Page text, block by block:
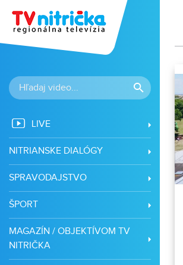
LIVE
NITRIANSKE DIALÓGY
SPRAVODAJSTVO
ŠPORT
MAGAZÍN / OBJEKTÍVOM TV
NITRIČKA